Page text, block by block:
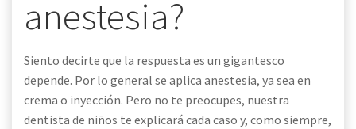
anestesia?
Siento decirte que la respuesta es un gigantesco
depende. Por lo general se aplica anestesia, ya sea en
crema o inyección. Pero no te preocupes, nuestra
dentista de niños te explicará cada caso y, como siempre,